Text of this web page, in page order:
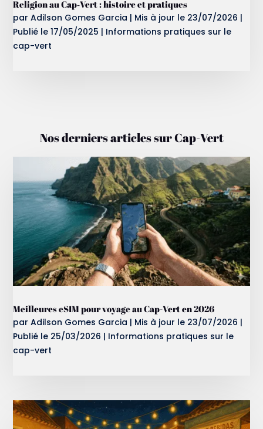
Religion au Cap‑Vert : histoire et pratiques
parAdilson Gomes Garcia | Mis à jour le 23/07/2026 |
Publié le 17/05/2025 | Informations pratiques sur le
cap-vert
Nos derniers articles sur Cap-Vert
Meilleures eSIM pour voyage au Cap-Vert en 2026
parAdilson Gomes Garcia | Mis à jour le 23/07/2026 |
Publié le 25/03/2026 | Informations pratiques sur le
cap-vert